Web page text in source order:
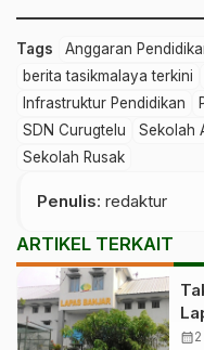
Tags Anggaran
berita tasikmalaya terkini
Infrastruktur Pendidikan
SDN Curugtelu
Sekolah
Sekolah Rusak
Penulis: redaktur
ARTIKEL TERKAIT
calendar_month